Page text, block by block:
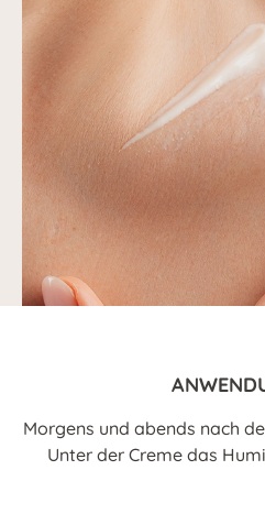
Morgens und abends nach
Unter der Creme das